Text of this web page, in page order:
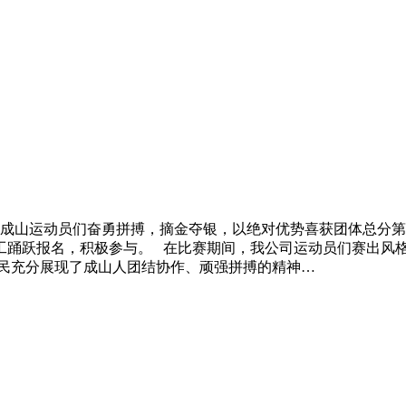
运动员们奋勇拼搏，摘金夺银，以绝对优势喜获团体总分
跃报名，积极参与。 在比赛期间，我公司运动员们赛出风
充分展现了成山人团结协作、顽强拼搏的精神…